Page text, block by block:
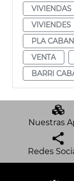
VIVIENDAS
VIVIENDES
PLA
VENTA
BARRI
Nuestras
Redes